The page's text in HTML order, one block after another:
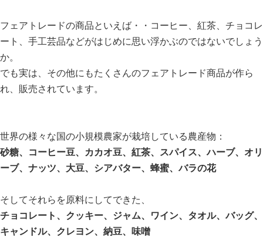
フェアトレードの商品といえば・・コーヒー、紅茶、チョコレ
ート、手工芸品などがはじめに思い浮かぶのではないでしょう
か。
でも実は、その他にもたくさんのフェアトレード商品が作ら
れ、販売されています。
世界の様々な国の小規模農家が栽培している農産物：
砂糖、コーヒー豆、カカオ豆、紅茶、スパイス、ハーブ、オリ
ーブ、ナッツ、大豆、シアバター、蜂蜜、バラの花
そしてそれらを原料にしてできた、
チョコレート、クッキー、ジャム、ワイン、タオル、バッグ、
キャンドル、クレヨン、納豆、味噌